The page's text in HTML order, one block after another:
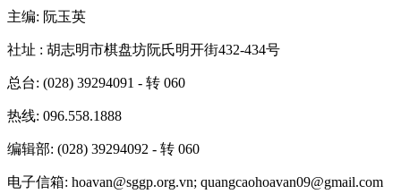
主编: 阮玉英
社址 : 胡志明市棋盘坊阮氏明开街432-434号
总台: (028) 39294091 - 转 060
热线: 096.558.1888
编辑部: (028) 39294092 - 转 060
电子信箱: hoavan@sggp.org.vn; quangcaohoavan09@gmail.com